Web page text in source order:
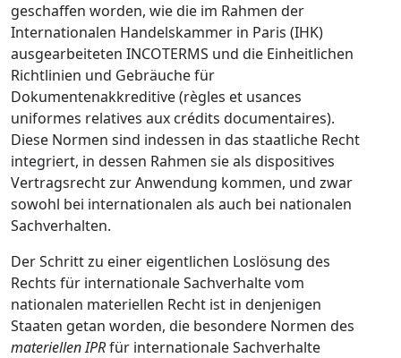
geschaffen worden, wie die im Rahmen der
Internationalen Handelskammer in Paris (IHK)
ausgearbeiteten INCOTERMS und die Einheitlichen
Richtlinien und Gebräuche für
Dokumentenakkreditive (règles et usances
uniformes relatives aux crédits documentaires).
Diese Normen sind indessen in das staatliche Recht
integriert, in dessen Rahmen sie als dispositives
Vertragsrecht zur Anwendung kommen, und zwar
sowohl bei internationalen als auch bei nationalen
Sachverhalten.
Der Schritt zu einer eigentlichen Loslösung des
Rechts für internationale Sachverhalte vom
nationalen materiellen Recht ist in denjenigen
Staaten getan worden, die besondere Normen des
materiellen IPRfür internationale Sachverhalte